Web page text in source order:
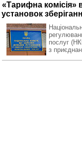
«Тарифна комісія»
установок
послуг
з